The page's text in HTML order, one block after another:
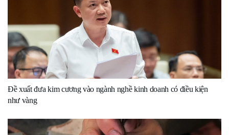
Đề xuất đưa kim cương vào ngành nghề kinh doanh có điều kiện
như vàng